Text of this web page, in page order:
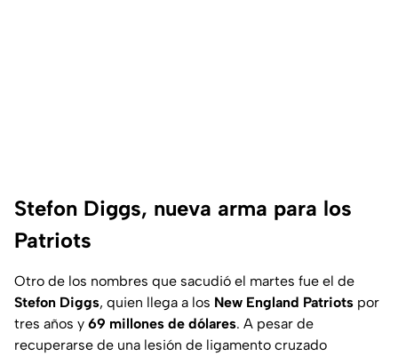
Stefon Diggs, nueva arma para los
Patriots
Otro de los nombres que sacudió el martes fue el de
Stefon Diggs, quien llega a los New England Patriots por
tres años y 69 millones de dólares. A pesar de
recuperarse de una lesión de ligamento cruzado